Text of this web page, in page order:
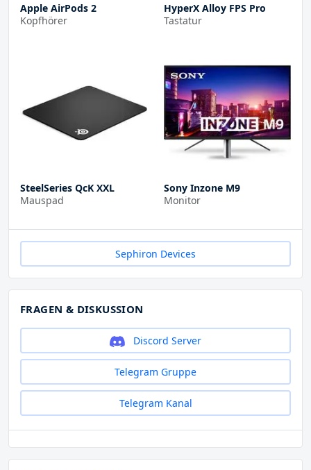
Apple AirPods 2
Kopfhörer
HyperX Alloy FPS Pro
Tastatur
SteelSeries QcK XXL
Mauspad
Sony Inzone M9
Monitor
Sephiron Devices
FRAGEN & DISKUSSION
Discord Server
Telegram Gruppe
Telegram Kanal